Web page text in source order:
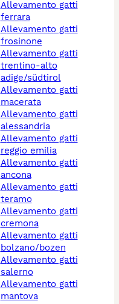
allevamento gatti
ferrara
allevamento gatti
frosinone
allevamento gatti
trentino-alto
adige/südtirol
allevamento gatti
macerata
allevamento gatti
alessandria
allevamento gatti
reggio emilia
allevamento gatti
ancona
allevamento gatti
teramo
allevamento gatti
cremona
allevamento gatti
bolzano/bozen
allevamento gatti
salerno
allevamento gatti
mantova